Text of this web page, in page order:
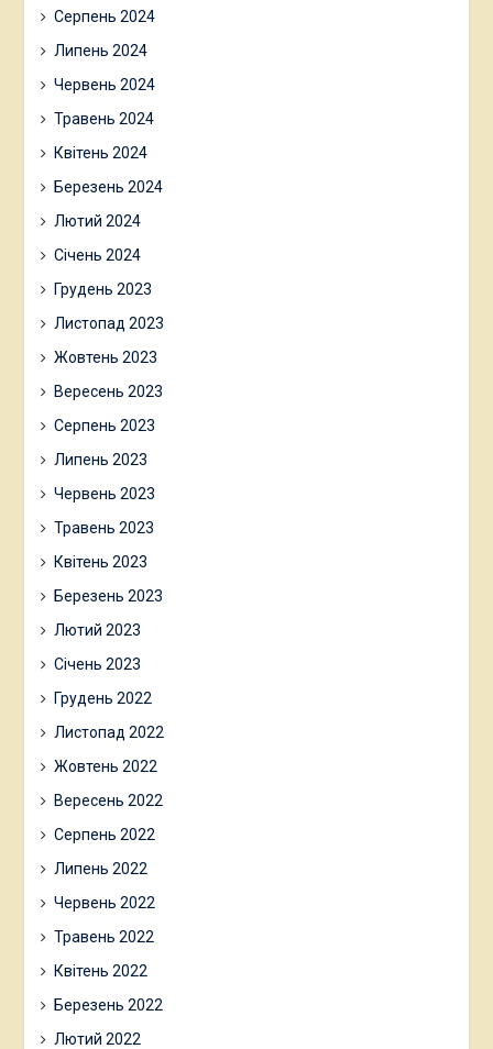
Серпень 2024
Липень 2024
Червень 2024
Травень 2024
Квітень 2024
Березень 2024
Лютий 2024
Січень 2024
Грудень 2023
Листопад 2023
Жовтень 2023
Вересень 2023
Серпень 2023
Липень 2023
Червень 2023
Травень 2023
Квітень 2023
Березень 2023
Лютий 2023
Січень 2023
Грудень 2022
Листопад 2022
Жовтень 2022
Вересень 2022
Серпень 2022
Липень 2022
Червень 2022
Травень 2022
Квітень 2022
Березень 2022
Лютий 2022